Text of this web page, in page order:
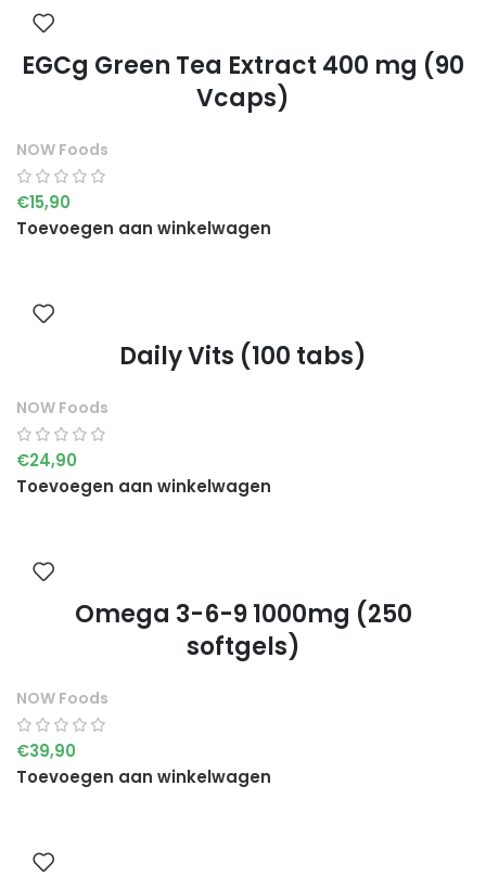
EGCg Green Tea Extract 400 mg (90
Vcaps)
NOW Foods
€15,90
Toevoegen aan winkelwagen
Daily Vits (100 tabs)
NOW Foods
€24,90
Toevoegen aan winkelwagen
Omega 3-6-9 1000mg (250
softgels)
NOW Foods
€39,90
Toevoegen aan winkelwagen